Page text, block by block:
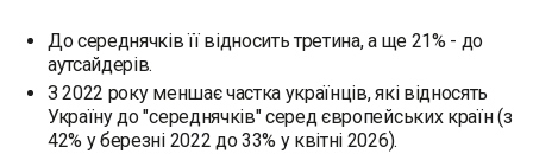
До середнячків її відносить третина, а ще 21% - до
аутсайдерів.
З 2022 року меншає частка українців, які відносять
Україну до "середнячків" серед європейських країн (з
42% у березні 2022 до 33% у квітні 2026).